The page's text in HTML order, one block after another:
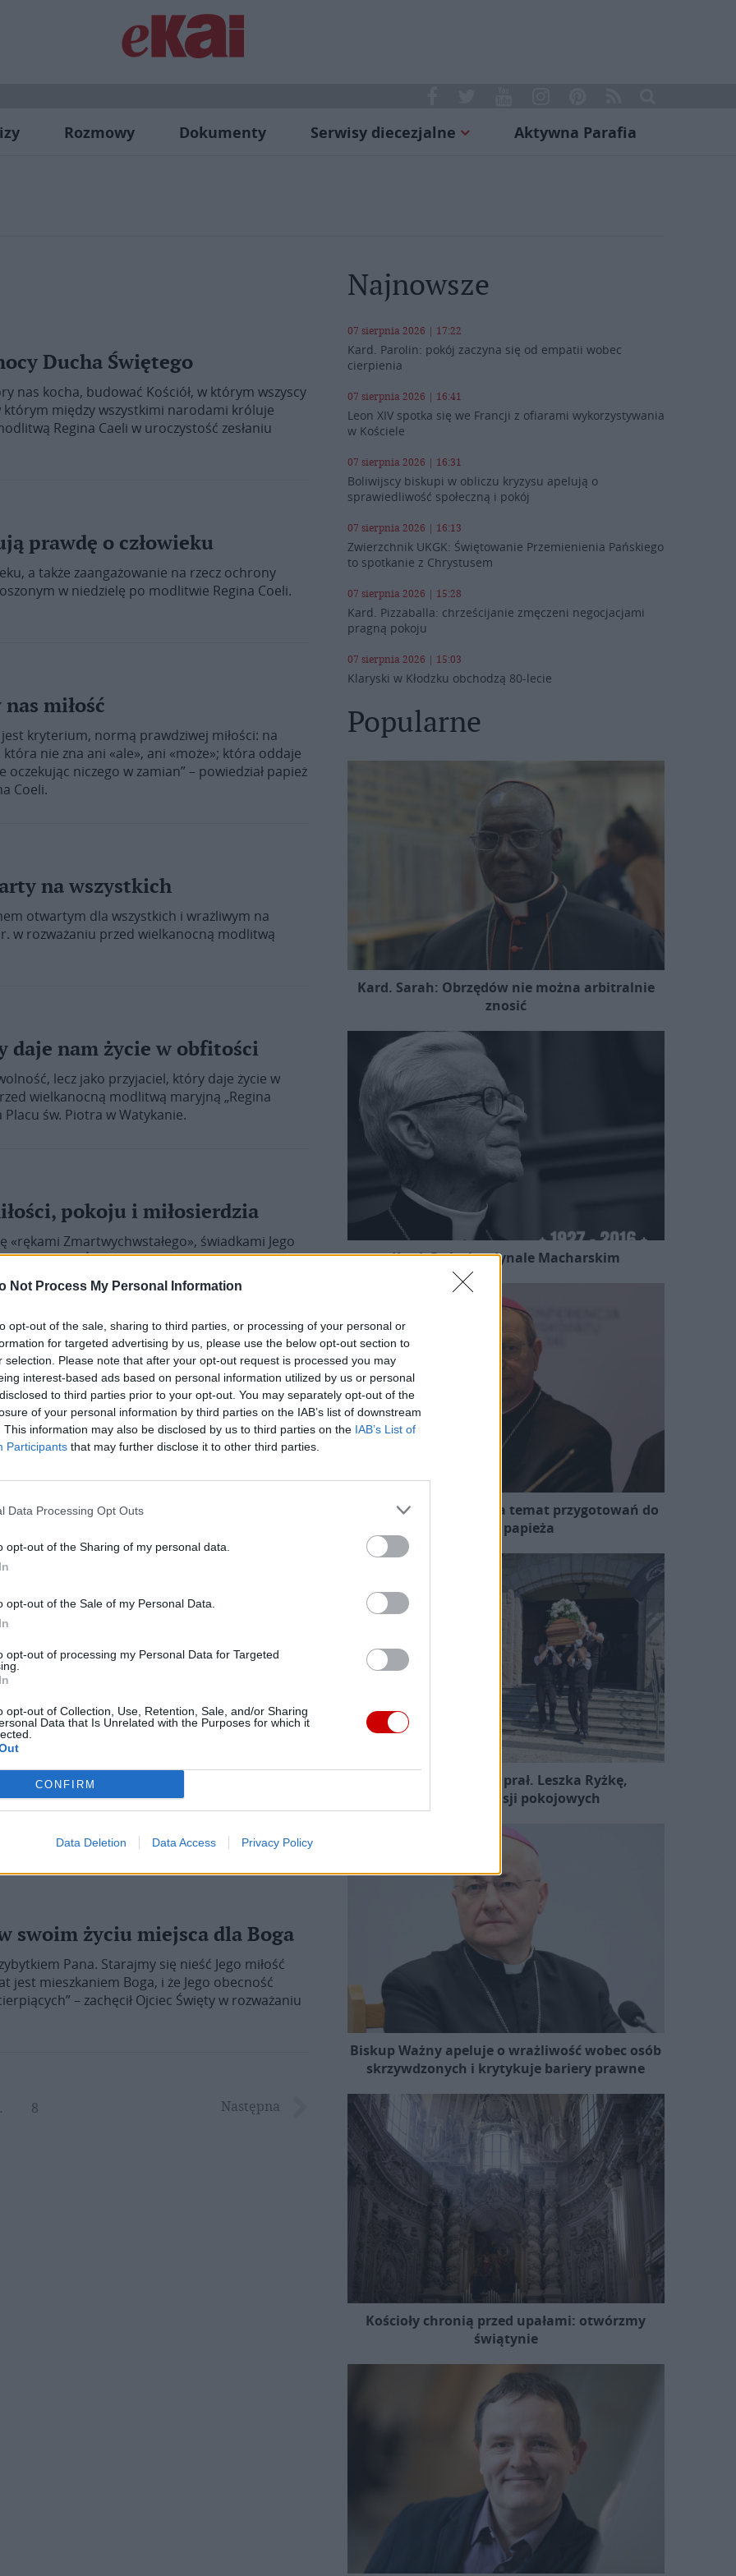
Not Process My Personal Information
opt-out of the sale, sharing to third parties, or processing of your personal or
for targeted advertising by us, please use the below opt-out section to
selection. Please note that after your opt-out request is processed you may
interest-based ads based on personal information utilized by us or personal
to third parties prior to your opt-out. You may separately opt-out of the
of your personal information by third parties on the IAB’s list of downstream
This information may also be disclosed by us to third parties on the IAB’s List of
Participants that may further disclose it to other third parties.
Data Processing Opt Outs
opt-out of the Sharing of my personal data.
opt-out of the Sale of my Personal Data.
opt-out of processing my Personal Data for Targeted
opt-out of Collection, Use, Retention, Sale, and/or Sharing
Data that Is Unrelated with the Purposes for which it
CONFIRM
Data Deletion Data Access Privacy Policy
Rozmowy Dokumenty Serwisy diecezjalne Aktywna Parafia
Ducha Świętego
nas kocha, budować Kościół, w którym wszyscy
między wszystkimi narodami króluje
Regina Caeli w uroczystość zesłaniu
prawdę o człowieku
a także zaangażowanie na rzecz ochrony
w niedzielę po modlitwie Regina Coeli.
miłość
jest kryterium, normą prawdziwej miłości: na
nie zna ani «ale», ani «może»; która oddaje
niczego w zamian” – powiedział papież
Coeli.
na wszystkich
otwartym dla wszystkich i wrażliwym na
r. w rozważaniu przed wielkanocną modlitwą
daje nam życie w obfitości
lecz jako przyjaciel, który daje życie w
wielkanocną modlitwą maryjną „Regina
św. Piotra w Watykanie.
pokoju i miłosierdzia
«rękami Zmartwychwstałego», świadkami Jego
Ojciec Święty 12 kwietnia w rozważaniu
pełnym fałszu mówił Ojciec Święty podczas
6 kwietnia.
Ducha Świętego o dar pokoju
zakończenie dzisiejszej uroczystości Zesłania
przed odmówieniem modlitwy Regina Caeli.
siostry katarzynki
zostały beatyfikowane: Krystyna Klomfass
Katarzyny Dziewicy i Męczennicy, zamordowane
dzisiejszej Polski. Pomimo atmosfery
one posługiwania chorym i sierotom” –
Watykanie. Papież wezwał: „Niech Najświętsza
trudnościach: myślę zwłaszcza o tych, które
i w innych częściach świata”.
swoim życiu miejsca dla Boga
Pana. Starajmy się nieść Jego miłość
jest mieszkaniem Boga, i że Jego obecność
– zachęcił Ojciec Święty w rozważaniu
8 Następna
Najnowsze
07 sierpnia 2026 | 17:22
Kard. Parolin: pokój zaczyna się od empatii wobec
cierpienia
07 sierpnia 2026 | 16:41
Leon XIV spotka się we Francji z ofiarami wykorzystywania
w Kościele
07 sierpnia 2026 | 16:31
Boliwijscy biskupi w obliczu kryzysu apelują o
sprawiedliwość społeczną i pokój
07 sierpnia 2026 | 16:13
Zwierzchnik UKGK: Świętowanie Przemienienia Pańskiego
to spotkanie z Chrystusem
07 sierpnia 2026 | 15:28
Kard. Pizzaballa: chrześcijanie zmęczeni negocjacjami
pragną pokoju
07 sierpnia 2026 | 15:03
Klaryski w Kłodzku obchodzą 80-lecie
Popularne
Kard. Sarah: Obrzędów nie można arbitralnie
znosić
Kard. Ryś o kardynale Macharskim
Przewodniczący KEP na temat przygotowań do
wizyty papieża
Pożegnano śp. ks. prał. Leszka Ryżkę,
uczestnika misji pokojowych
Biskup Ważny apeluje o wrażliwość wobec osób
skrzywdzonych i krytykuje bariery prawne
Kościoły chronią przed upałami: otwórzmy
świątynie